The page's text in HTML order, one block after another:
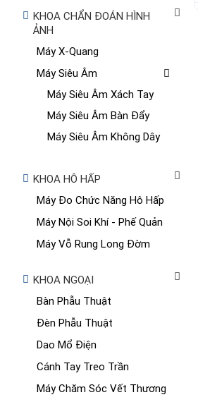
KHOA CHẨN ĐOÁN HÌNH
ẢNH
Máy X-Quang
Máy Siêu Âm
Máy Siêu Âm Xách Tay
Máy Siêu Âm Bàn Đẩy
Máy Siêu Âm Không Dây
KHOA HÔ HẤP
Máy Đo Chức Năng Hô Hấp
Máy Nội Soi Khí - Phế Quản
Máy Vỗ Rung Long Đờm
KHOA NGOẠI
Bàn Phẫu Thuật
Đèn Phẫu Thuật
Dao Mổ Điện
Cánh Tay Treo Trần
Máy Chăm Sóc Vết Thương